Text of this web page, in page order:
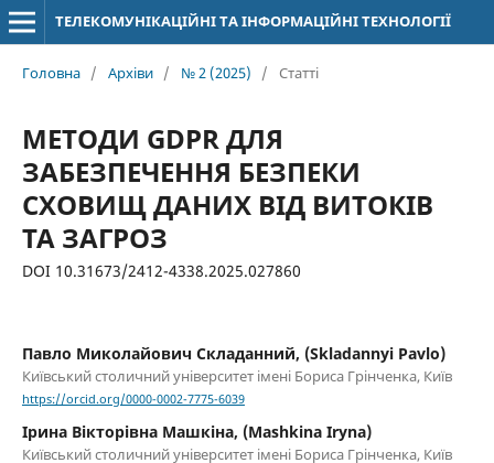
ТЕЛЕКОМУНІКАЦІЙНІ ТА ІНФОРМАЦІЙНІ ТЕХНОЛОГІЇ
Головна / Архіви / № 2 (2025) / Статті
МЕТОДИ GDPR ДЛЯ
ЗАБЕЗПЕЧЕННЯ БЕЗПЕКИ
СХОВИЩ ДАНИХ ВІД ВИТОКІВ
ТА ЗАГРОЗ
DOI 10.31673/2412-4338.2025.027860
Павло Миколайович Складанний, (Skladannyi Pavlo)
Київський столичний університет імені Бориса Грінченка, Київ
https://orcid.org/0000-0002-7775-6039
Ірина Вікторівна Машкіна, (Mashkina Iryna)
Київський столичний університет імені Бориса Грінченка, Київ